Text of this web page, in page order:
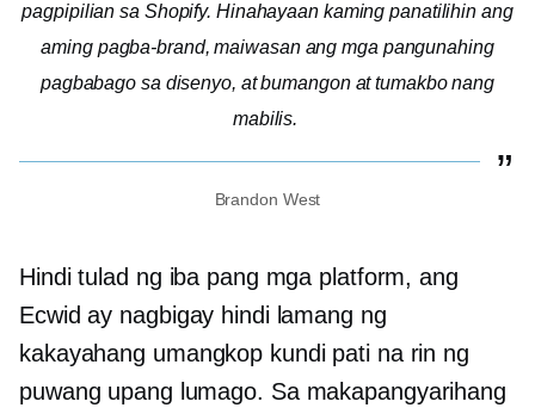
pagpipilian sa Shopify. Hinahayaan kaming panatilihin ang
aming pagba-brand, maiwasan ang mga pangunahing
pagbabago sa disenyo, at bumangon at tumakbo nang
mabilis.
Brandon West
Hindi tulad ng iba pang mga platform, ang
Ecwid ay nagbigay hindi lamang ng
kakayahang umangkop kundi pati na rin ng
puwang upang lumago. Sa makapangyarihang